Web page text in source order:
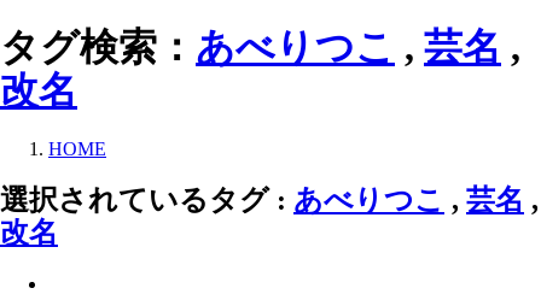
タグ検索： あべりつこ , 芸名 ,
改名
HOME
選択されているタグ : あべりつこ , 芸名 ,
改名